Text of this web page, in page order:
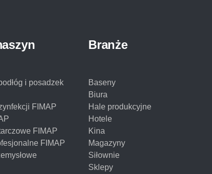
i posadzek
FIMAP
FIMAP
FIMAP
Branże
Baseny
Biura
Hale produkcyjne
Hotele
Kina
Magazyny
Siłownie
Sklepy